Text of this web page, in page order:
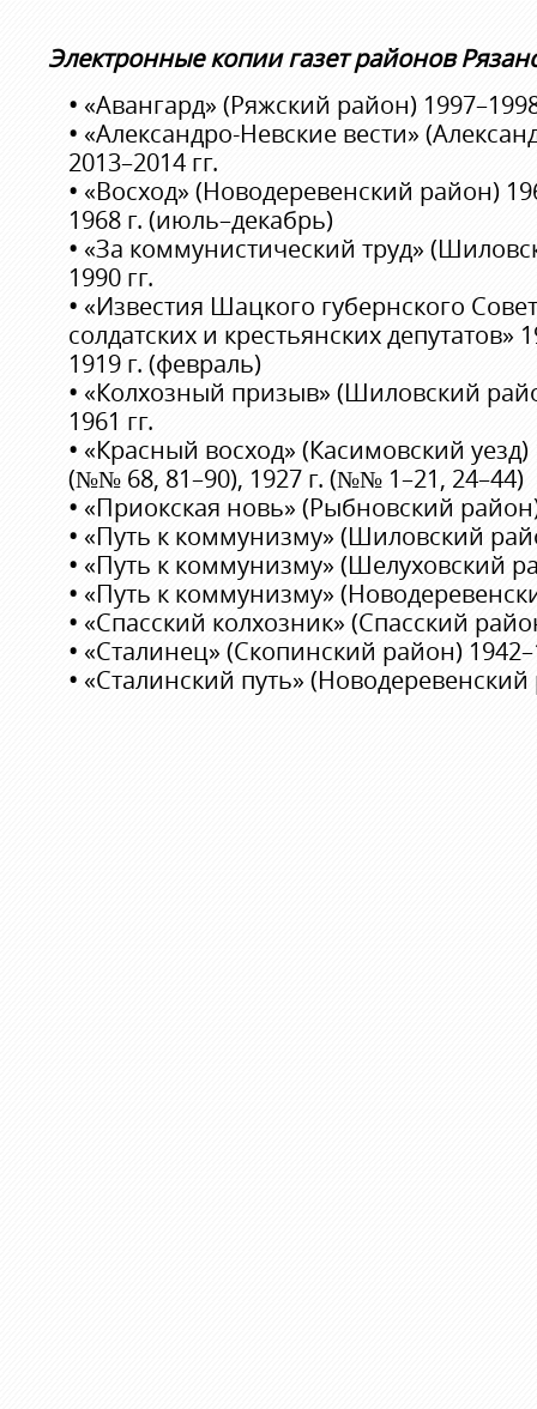
Электронные копии газетрайонов
• «Авангард» (Ряжский район)
• «Александро-Невские вести»
2013–2014 гг.
• «Восход» (Новодеревенский район)
1968 г. (июль–декабрь)
• «За коммунистический труд»
1990 гг.
• «Известия Шацкого губернского
солдатских и крестьянских депутатов»
1919 г. (февраль)
• «Колхозный призыв» (Шиловский
1961 гг.
• «Красный восход» (Касимовский уезд)
(№№ 68, 81–90), 1927 г. (№№ 1–21, 24–44)
• «Приокская новь» (Рыбновский район)
• «Путь к коммунизму» (Шиловский
• «Путь к коммунизму» (Шелуховский
• «Путь к коммунизму»
• «Спасский колхозник» (Спасский
• «Сталинец» (Скопинский район)
• «Сталинский путь» (Новодеревенский